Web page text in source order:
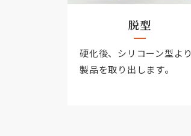
脱型
硬化後、シリコーン型より
製品を取り出します。